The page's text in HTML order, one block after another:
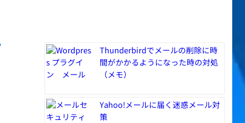
Thunderbirdでメールの削除に時
間がかかるようになった時の対処
（メモ）
Yahoo!メールに届く迷惑メール対
策